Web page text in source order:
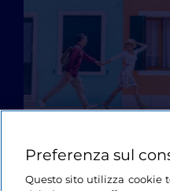
Preferenza sul
Questo sito utilizza cookie